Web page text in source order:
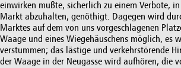
einwirken mußte, sicherlich zu einem Verbote,
Markt abzuhalten, genöthigt. Dagegen wird
Marktes auf dem von uns vorgeschlagenen
Waage und eines Wiegehäuschens möglich, es
verstummen; das lästige und verkehrstörende
der Waage in der Neugasse wird aufhören, die